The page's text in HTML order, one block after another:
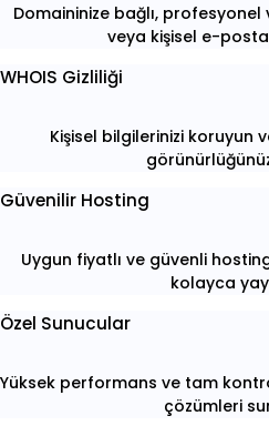
Domaininize bağlı, profesyonel
veya kişisel e-
WHOIS Gizliliği
Kişisel bilgilerinizi koruyun
Güvenilir Hosting
Uygun fiyatlı ve güvenli
kolayca
Özel Sunucular
Yüksek performans ve tam
çözümleri